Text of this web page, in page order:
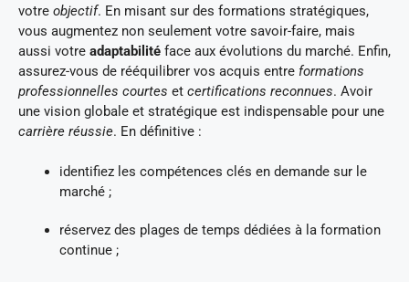
votre objectif. En misant sur des formations stratégiques,
vous augmentez non seulement votre savoir-faire, mais
aussi votre adaptabilité face aux évolutions du marché. Enfin,
assurez-vous de rééquilibrer vos acquis entre formations
professionnelles courtes et certifications reconnues. Avoir
une vision globale et stratégique est indispensable pour une
carrière réussie. En définitive :
identifiez les compétences clés en demande sur le
marché ;
réservez des plages de temps dédiées à la formation
continue ;